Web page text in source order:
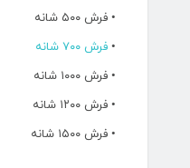
• فرش ۵۰۰ شانه
• فرش ۷۰۰ شانه
• فرش ۱۰۰۰ شانه
• فرش ۱۲۰۰ شانه
• فرش ۱۵۰۰ شانه